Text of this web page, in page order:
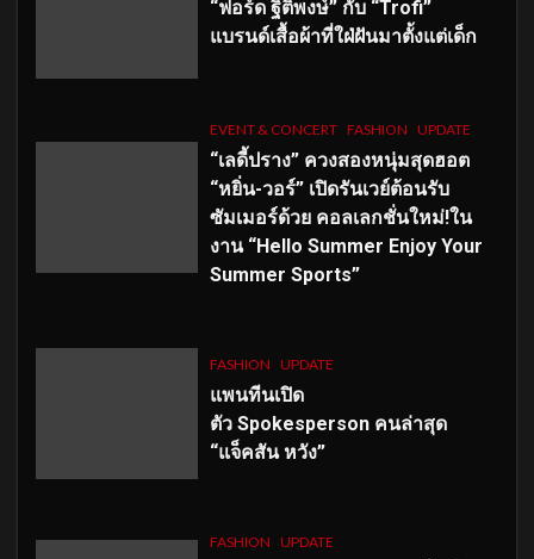
“ฟอร์ด ฐิติพงษ์” กับ “Trofi”
แบรนด์เสื้อผ้าที่ใฝ่ฝันมาตั้งแต่เด็ก
EVENT & CONCERT FASHION UPDATE
“เลดี้ปราง” ควงสองหนุ่มสุดฮอต
“หยิ่น-วอร์” เปิดรันเวย์ต้อนรับ
ซัมเมอร์ด้วย คอลเลกชั่นใหม่!ใน
งาน “Hello Summer Enjoy Your
Summer Sports”
FASHION UPDATE
แพนทีนเปิด
ตัว Spokesperson คนล่าสุด
“แจ็คสัน หวัง”
FASHION UPDATE